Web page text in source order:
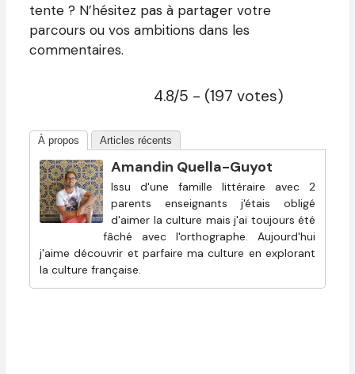
tente ? N’hésitez pas à partager votre
parcours ou vos ambitions dans les
commentaires.
4.8/5 - (197 votes)
À propos Articles récents
Amandin Quella-Guyot
Issu d'une famille littéraire avec 2
parents enseignants j'étais obligé
d'aimer la culture mais j'ai toujours été
fâché avec l'orthographe. Aujourd'hui
j'aime découvrir et parfaire ma culture en explorant
la culture française.